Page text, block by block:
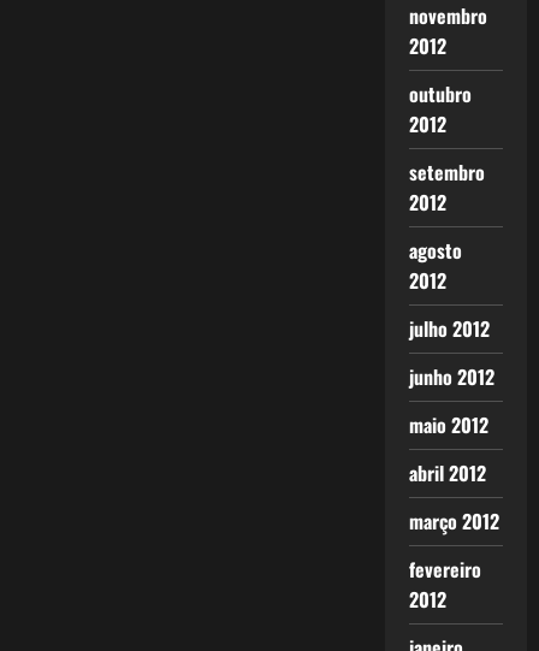
novembro
2012
outubro
2012
setembro
2012
agosto
2012
julho 2012
junho 2012
maio 2012
abril 2012
março 2012
fevereiro
2012